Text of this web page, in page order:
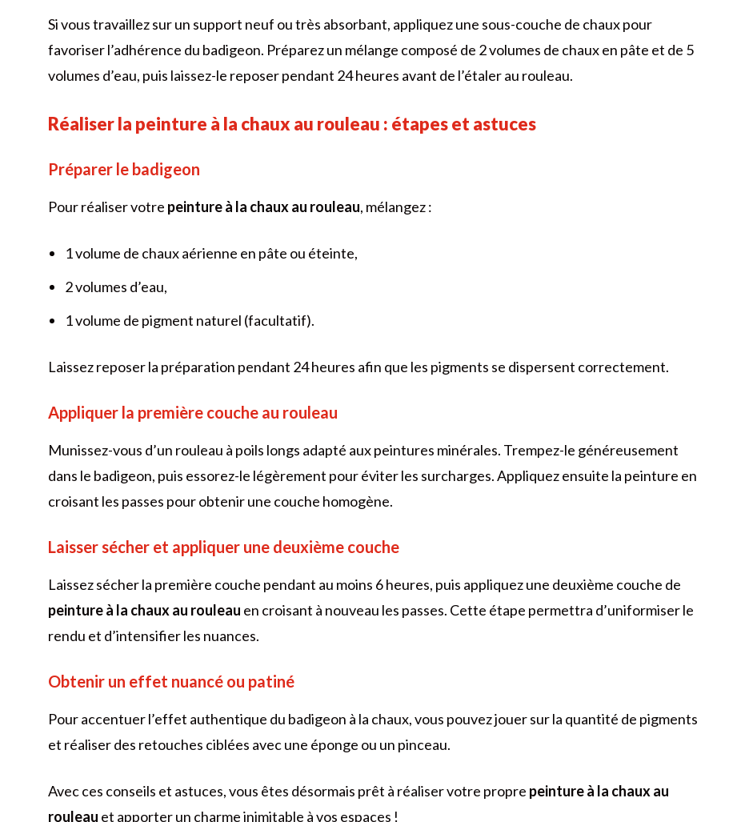
Si vous travaillez sur un support neuf ou très absorbant, appliquez une sous-couche de chaux pour
favoriser l’adhérence du badigeon. Préparez un mélange composé de 2 volumes de chaux en pâte et de 5
volumes d’eau, puis laissez-le reposer pendant 24 heures avant de l’étaler au rouleau.
Réaliser la peinture à la chaux au rouleau : étapes et astuces
Préparer le badigeon
Pour réaliser votre peinture à la chaux au rouleau, mélangez :
1 volume de chaux aérienne en pâte ou éteinte,
2 volumes d’eau,
1 volume de pigment naturel (facultatif).
Laissez reposer la préparation pendant 24 heures afin que les pigments se dispersent correctement.
Appliquer la première couche au rouleau
Munissez-vous d’un rouleau à poils longs adapté aux peintures minérales. Trempez-le généreusement
dans le badigeon, puis essorez-le légèrement pour éviter les surcharges. Appliquez ensuite la peinture en
croisant les passes pour obtenir une couche homogène.
Laisser sécher et appliquer une deuxième couche
Laissez sécher la première couche pendant au moins 6 heures, puis appliquez une deuxième couche de
peinture à la chaux au rouleau en croisant à nouveau les passes. Cette étape permettra d’uniformiser le
rendu et d’intensifier les nuances.
Obtenir un effet nuancé ou patiné
Pour accentuer l’effet authentique du badigeon à la chaux, vous pouvez jouer sur la quantité de pigments
et réaliser des retouches ciblées avec une éponge ou un pinceau.
Avec ces conseils et astuces, vous êtes désormais prêt à réaliser votre propre peinture à la chaux au
rouleau et apporter un charme inimitable à vos espaces !